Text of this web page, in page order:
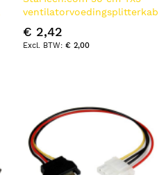
ventilatorvoedingsplitterkabel
€ 2,42
€ 2,00